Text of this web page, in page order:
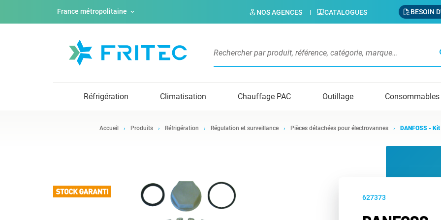
France métropolitaine NOS AGENCES CATALOGUES BESOIN
Réfrigération Climatisation Chauffage PAC Outillage Consommables
Accueil Produits Réfrigération Régulation et surveillance Pièces détachées pour électrovannes DANFOSS -
627373